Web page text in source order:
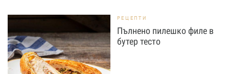
РЕЦЕПТИ
Пълнено пилешко филе в
бутер тесто